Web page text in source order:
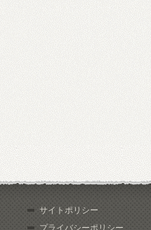
サイトポリシー
プライバシーポリシー